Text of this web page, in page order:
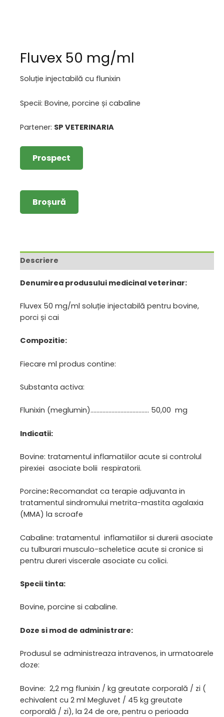
Fluvex 50 mg/ml
Soluție injectabilă cu flunixin
Specii: Bovine, porcine și cabaline
Partener: SP VETERINARIA
Prospect
Broșură
Descriere
Denumirea produsului medicinal veterinar:
Fluvex 50 mg/ml soluție injectabilă pentru bovine,
porci și cai
Compozitie:
Fiecare ml produs contine:
Substanta activa:
Flunixin (meglumin)………………………………… 50,00 mg
Indicatii:
Bovine: tratamentul inflamatiilor acute si controlul
pirexiei asociate bolii respiratorii.
Porcine:Recomandat ca terapie adjuvanta in
tratamentul sindromului metrita-mastita agalaxia
(MMA) la scroafe
Cabaline: tratamentul inflamatiilor si durerii asociate
cu tulburari musculo-scheletice acute si cronice si
pentru dureri viscerale asociate cu colici.
Specii tinta:
Bovine, porcine si cabaline.
Doze si mod de administrare:
Produsul se administreaza intravenos, in urmatoarele
doze:
Bovine: 2,2 mg flunixin / kg greutate corporală / zi (
echivalent cu 2 ml Megluvet / 45 kg greutate
corporală / zi), la 24 de ore, pentru o perioada